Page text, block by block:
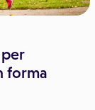
forma